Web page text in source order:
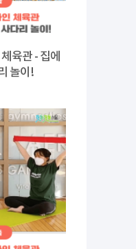
육관 - 집에
놀이!